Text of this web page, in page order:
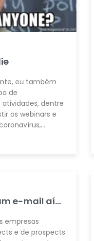
eu também
de
dentre
os webinars e
e-mail aí…
empresas
e de prospects